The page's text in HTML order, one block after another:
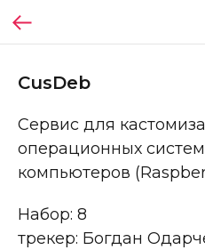
CusDeb
Сервис для
операционных
компьютеров
Набор: 8
трекер: Богдан